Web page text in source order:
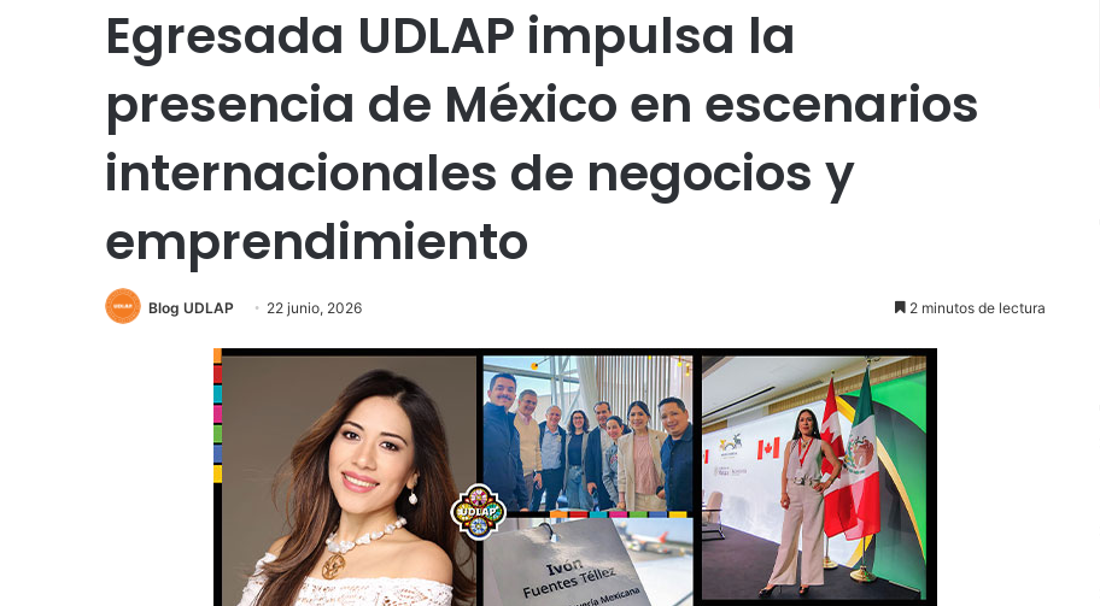
Egresada UDLAP impulsa la
presencia de México en escenarios
internacionales de negocios y
emprendimiento
Blog UDLAP 22 junio, 2026 2 minutos de lectura